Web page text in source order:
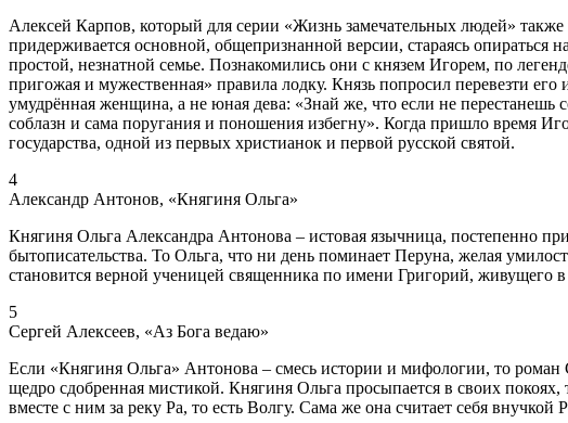
Алексей Карпов, который для серии «Жизнь замечательных людей»
придерживается основной, общепризнанной версии, стараясь
простой, незнатной семье. Познакомились они с князем Игорем, по
пригожая и мужественная» правила лодку. Князь попросил перевезти
умудрённая женщина, а не юная дева: «Знай же, что если не перестанешь
соблазн и сама поругания и поношения избегну». Когда пришло время
государства, одной из первых христианок и первой русской святой.
4
Александр Антонов, «Княгиня Ольга»
Княгиня Ольга Александра Антонова – истовая язычница, постепенно
бытописательства. То Ольга, что ни день поминает Перуна, желая
становится верной ученицей священника по имени Григорий, живущего
5
Сергей Алексеев, «Аз Бога ведаю»
Если «Княгиня Ольга» Антонова – смесь истории и мифологии, то роман
щедро сдобренная мистикой. Княгиня Ольга просыпается в своих
вместе с ним за реку Ра, то есть Волгу. Сама же она считает себя внучкой